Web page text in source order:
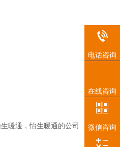
暖通，怡生暖通的公司
电话咨询
在线咨询
微信咨询